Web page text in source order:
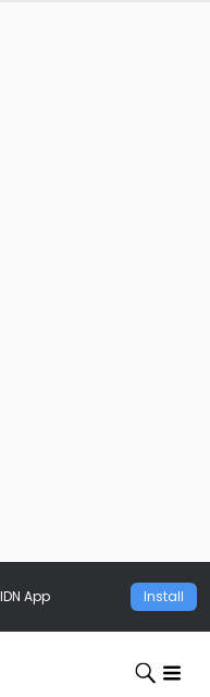
App Install